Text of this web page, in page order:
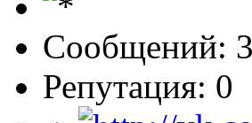
Сообщений: 3
Репутация: 0